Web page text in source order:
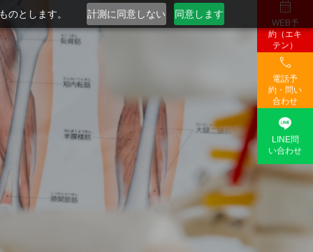
のとします。 計測に同意しない 同意します 
WEB予
約（エキ
テン）

電話予
約・問い
合わせ

LINE問
い合わせ